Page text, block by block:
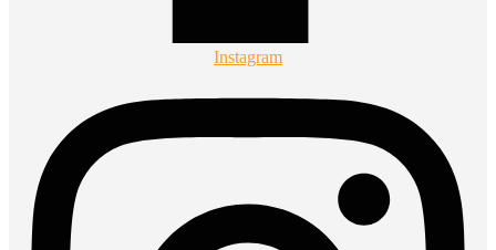
Instagram